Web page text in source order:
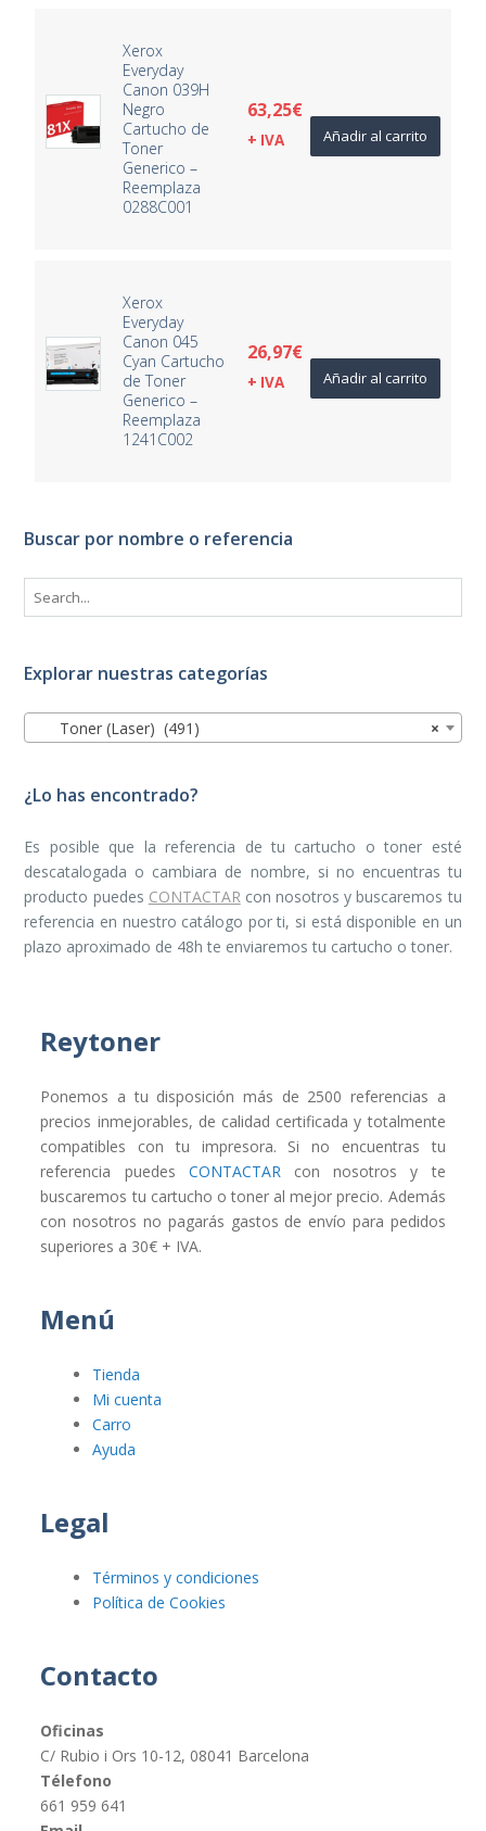
Xerox
Everyday
Canon 039H
Negro
Cartucho de
Toner
Generico –
Reemplaza
0288C001
63,25€
+ IVA Añadir al carrito
Xerox
Everyday
Canon 045
Cyan Cartucho
de Toner
Generico –
Reemplaza
1241C002
26,97€
+ IVA Añadir al carrito
Buscar por nombre o referencia
Explorar nuestras categorías
×
Toner (Laser) (491)
¿Lo has encontrado?
Es posible que la referencia de tu cartucho o toner esté
descatalogada o cambiara de nombre, si no encuentras tu
producto puedes CONTACTARcon nosotros y buscaremos tu
referencia en nuestro catálogo por ti, si está disponible en un
plazo aproximado de 48h te enviaremos tu cartucho o toner.
Reytoner
Ponemos a tu disposición más de 2500 referencias a
precios inmejorables, de calidad certificada y totalmente
compatibles con tu impresora. Si no encuentras tu
referencia puedes CONTACTARcon nosotros y te
buscaremos tu cartucho o toner al mejor precio. Además
con nosotros no pagarás gastos de envío para pedidos
superiores a 30€ + IVA.
Menú
Tienda
Mi cuenta
Carro
Ayuda
Legal
Términos y condiciones
Política de Cookies
Contacto
Oficinas
C/ Rubio i Ors 10-12, 08041 Barcelona
Télefono
661 959 641